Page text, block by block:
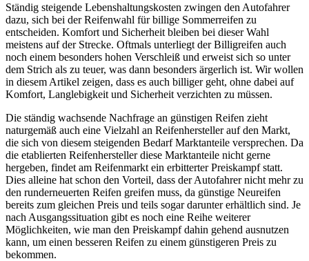
Ständig steigende Lebenshaltungskosten zwingen den Autofahrer
dazu, sich bei der Reifenwahl für billige Sommerreifen zu
entscheiden. Komfort und Sicherheit bleiben bei dieser Wahl
meistens auf der Strecke. Oftmals unterliegt der Billigreifen auch
noch einem besonders hohen Verschleiß und erweist sich so unter
dem Strich als zu teuer, was dann besonders ärgerlich ist. Wir wollen
in diesem Artikel zeigen, dass es auch billiger geht, ohne dabei auf
Komfort, Langlebigkeit und Sicherheit verzichten zu müssen.
Die ständig wachsende Nachfrage an günstigen Reifen zieht
naturgemäß auch eine Vielzahl an Reifenhersteller auf den Markt,
die sich von diesem steigenden Bedarf Marktanteile versprechen. Da
die etablierten Reifenhersteller diese Marktanteile nicht gerne
hergeben, findet am Reifenmarkt ein erbitterter Preiskampf statt.
Dies alleine hat schon den Vorteil, dass der Autofahrer nicht mehr zu
den runderneuerten Reifen greifen muss, da günstige Neureifen
bereits zum gleichen Preis und teils sogar darunter erhältlich sind. Je
nach Ausgangssituation gibt es noch eine Reihe weiterer
Möglichkeiten, wie man den Preiskampf dahin gehend ausnutzen
kann, um einen besseren Reifen zu einem günstigeren Preis zu
bekommen.